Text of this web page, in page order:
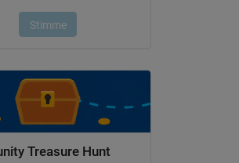
Treasure Hunt